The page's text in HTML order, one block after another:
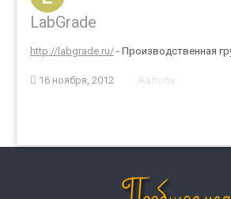
LabGrade
http://labgrade.ru/ - Производственная
16 ноября, 2012 Жалоба